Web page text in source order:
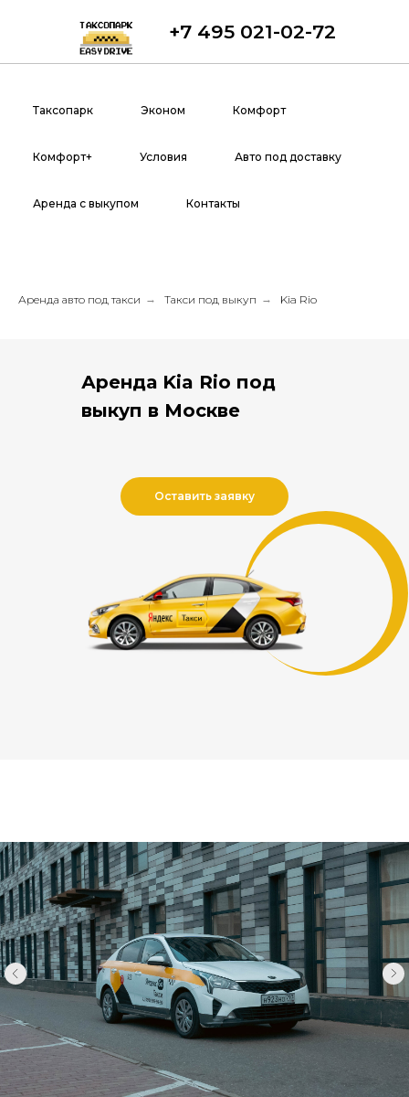
+7 495 021-02-72
Таксопарк Эконом Комфорт
Комфорт+ Условия Авто под доставку
Аренда с выкупом Контакты
Аренда авто под такси → Такси под выкуп → Kia Rio
Оставить заявку
Аренда Kia Rio под
выкуп в Москве